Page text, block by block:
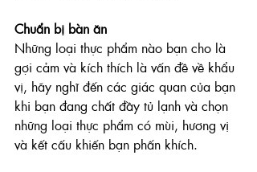
Chuẩn bị bàn ăn
Những loại thực phẩm nào bạn cho là
gợi cảm và kích thích là vấn đề về khẩu
vị, hãy nghĩ đến các giác quan của bạn
khi bạn đang chất đầy tủ lạnh và chọn
những loại thực phẩm có mùi, hương vị
và kết cấu khiến bạn phấn khích.